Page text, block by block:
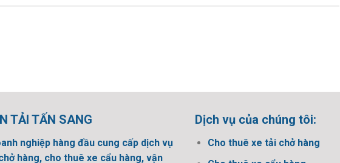
TẢI TẤN SANG
nghiệp hàng đầu cung cấp dịch vụ
hàng, cho thuê xe cẩu hàng, vận
Dịch vụ của chúng tôi:
Cho thuê xe tải chở hàng